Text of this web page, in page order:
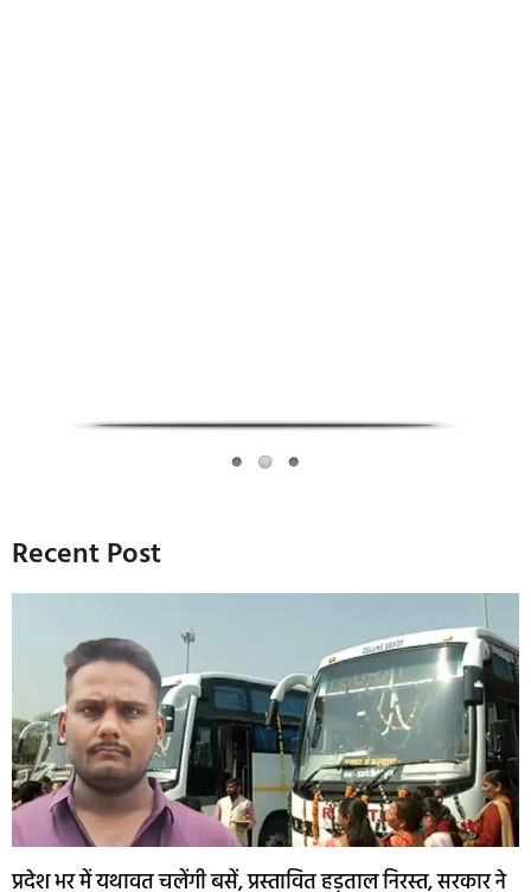
Recent Post
प्रदेश भर में यथावत चलेंगी बसें, प्रस्तावित हड़ताल निरस्त, सरकार ने